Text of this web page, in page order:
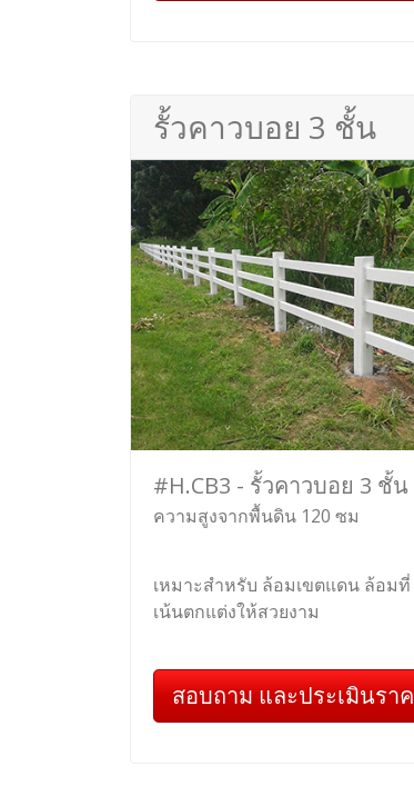
รั้วคาวบอย 3 ชั้น
#H.CB3 - รั้วคาวบอย 3 ชั้น
ความสูงจากพื้นดิน 120 ซม
เหมาะสำหรับ ล้อมเขตแดน ล้อมที่
เน้นตกแต่งให้สวยงาม
สอบถาม และประเมินรา